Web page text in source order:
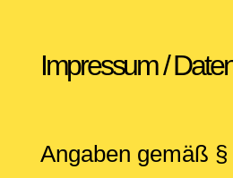
Impressum /
Angaben gemäß